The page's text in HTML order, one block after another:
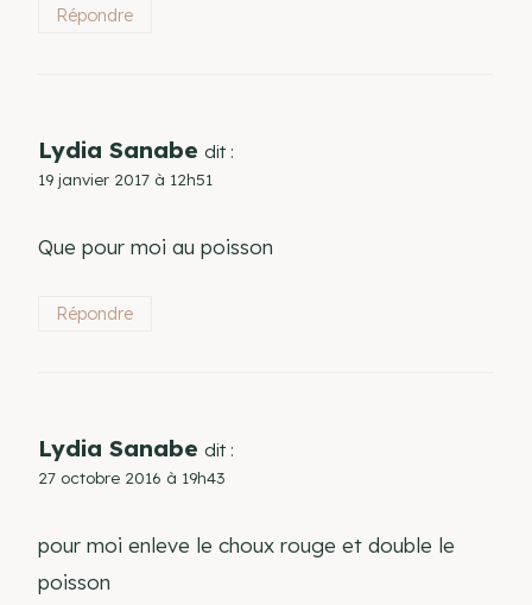
Répondre
Lydia Sanabe dit :
19 janvier 2017 à 12h51
Que pour moi au poisson
Répondre
Lydia Sanabe dit :
27 octobre 2016 à 19h43
pour moi enleve le choux rouge et double le
poisson